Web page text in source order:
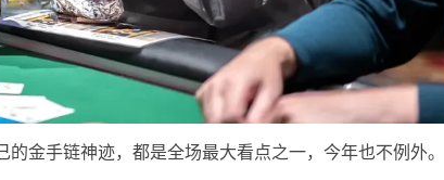
金手链神迹，都是全场最大看点之一，今年也不例外。